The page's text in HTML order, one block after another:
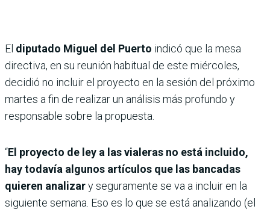
El diputado Miguel del Puerto indicó que la mesa
directiva, en su reunión habitual de este miércoles,
decidió no incluir el proyecto en la sesión del próximo
martes a fin de realizar un análisis más profundo y
responsable sobre la propuesta.
“El proyecto de ley a las vialeras no está incluido,
hay todavía algunos artículos que las bancadas
quieren analizary seguramente se va a incluir en la
siguiente semana. Eso es lo que se está analizando (el